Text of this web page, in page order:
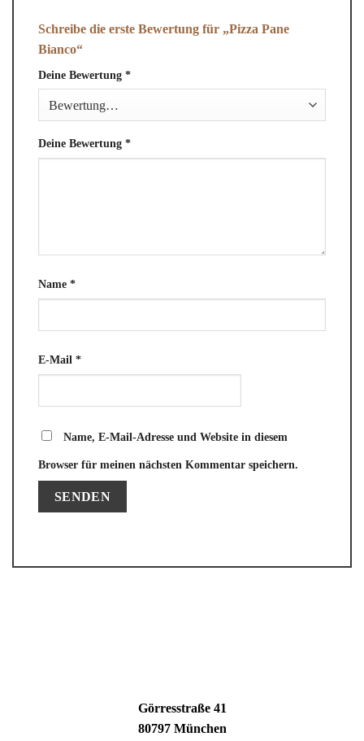
Schreibe die erste Bewertung für „Pizza Pane
Bianco“
Deine Bewertung *
Deine Bewertung *
Name *
E-Mail *
Name, E-Mail-Adresse und Website in diesem
Browser für meinen nächsten Kommentar speichern.
Görresstraße 41
80797 München